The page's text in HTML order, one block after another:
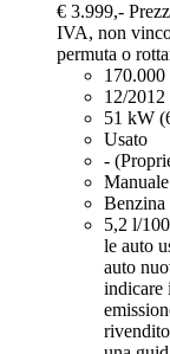
€ 3.999,-
IVA, non
permuta o
170.000
12/2012
51 kW
Usato
-
Manuale
Benzina
5,2 l/
le auto
auto
indicare